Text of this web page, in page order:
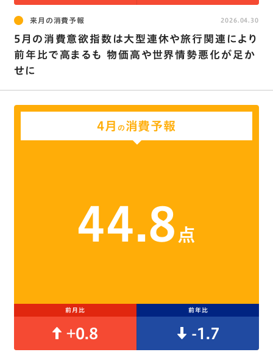
来月の消費予報
5月の消費意欲指数は大型連休や旅行関連により
前年比で高まるも 物価高や世界情勢悪化が足か
せに
2026.04.30
4月 の消費予報
44.8 点
前月比 前年比
+0.8 -1.7